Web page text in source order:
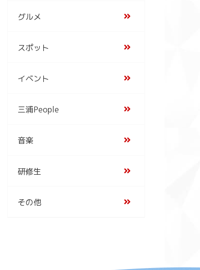
グルメ
スポット
イベント
三浦People
音楽
研修生
その他